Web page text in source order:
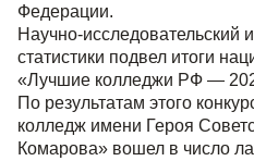
Федерации.
Научно-исследовательский
статистики подвел итоги
«Лучшие колледжи РФ —
По результатам этого
колледж имени Героя
Комарова» вошел в число